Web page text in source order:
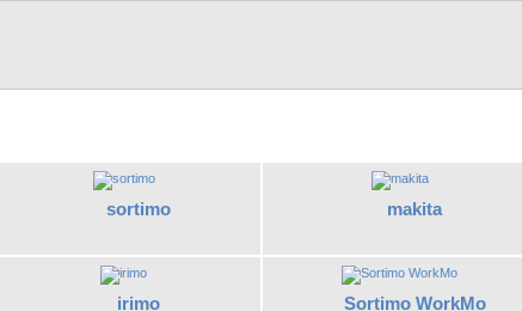
sortimo makita
irimo Sortimo WorkMo